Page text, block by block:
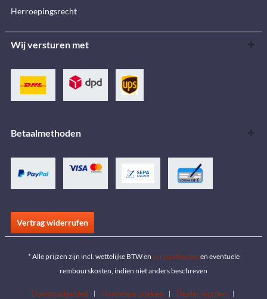
Herroepingsrecht
Wij versturen met
Betaalmethoden
Vertrag widerrufen
* Alle prijzen zijn incl. wettelijke BTW en verzendkosten en eventuele
rembourskosten, indien niet anders beschreven
Downloadgebied Handelaar zoeken Dealer worden